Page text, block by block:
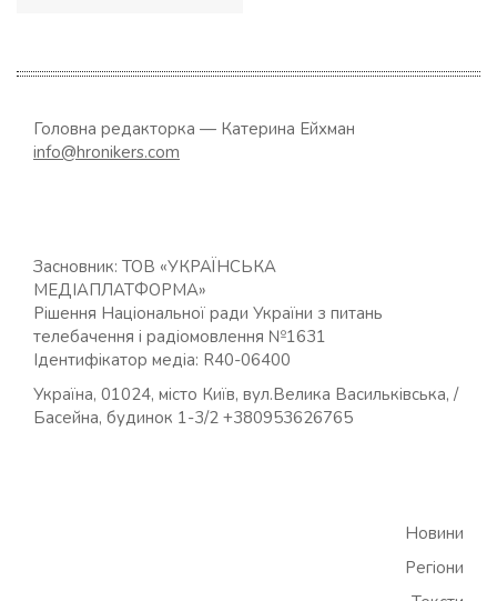
Головна редакторка — Катерина Ейхман
info@hronikers.com
Засновник: ТОВ «УКРАЇНСЬКА
МЕДІАПЛАТФОРМА»
Рішення Національної ради України з питань
телебачення і радіомовлення №1631
Ідентифікатор медіа: R40-06400
Україна, 01024, місто Київ, вул.Велика Васильківська, /
Басейна, будинок 1-3/2 +380953626765
Новини
Регіони